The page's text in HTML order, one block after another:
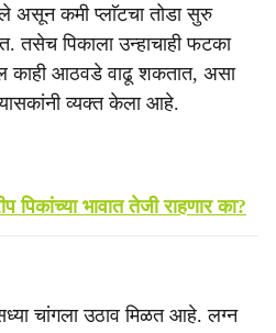
असून कमी प्लाॅटचा तोडा सुरु
पिकाला उन्हाचाही फटका
काही आठवडे वाढू शकतात, असा
व्यक्त केला आहे.
भावात तेजी राहणार का?
सध्या चांगला उठाव मिळत आहे. लग्न